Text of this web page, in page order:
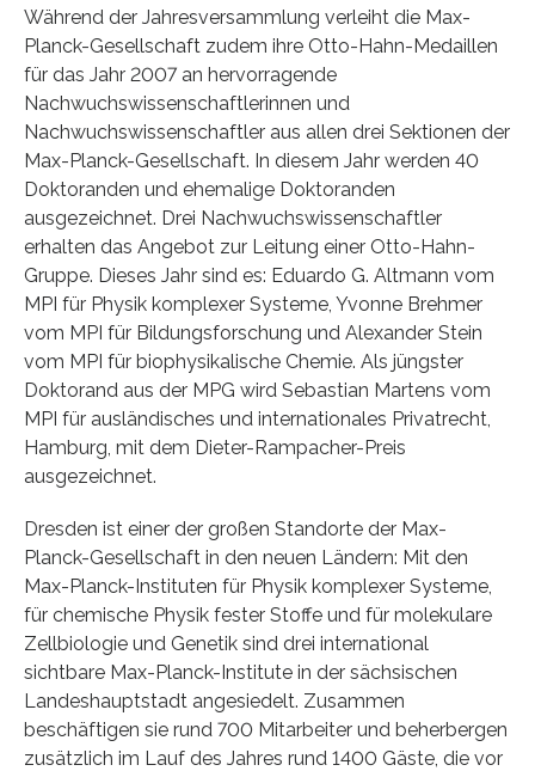
Während der Jahresversammlung verleiht die Max-
Planck-Gesellschaft zudem ihre Otto-Hahn-Medaillen
für das Jahr 2007 an hervorragende
Nachwuchswissenschaftlerinnen und
Nachwuchswissenschaftler aus allen drei Sektionen der
Max-Planck-Gesellschaft. In diesem Jahr werden 40
Doktoranden und ehemalige Doktoranden
ausgezeichnet. Drei Nachwuchswissenschaftler
erhalten das Angebot zur Leitung einer Otto-Hahn-
Gruppe. Dieses Jahr sind es: Eduardo G. Altmann vom
MPI für Physik komplexer Systeme, Yvonne Brehmer
vom MPI für Bildungsforschung und Alexander Stein
vom MPI für biophysikalische Chemie. Als jüngster
Doktorand aus der MPG wird Sebastian Martens vom
MPI für ausländisches und internationales Privatrecht,
Hamburg, mit dem Dieter-Rampacher-Preis
ausgezeichnet.
Dresden ist einer der großen Standorte der Max-
Planck-Gesellschaft in den neuen Ländern: Mit den
Max-Planck-Instituten für Physik komplexer Systeme,
für chemische Physik fester Stoffe und für molekulare
Zellbiologie und Genetik sind drei international
sichtbare Max-Planck-Institute in der sächsischen
Landeshauptstadt angesiedelt. Zusammen
beschäftigen sie rund 700 Mitarbeiter und beherbergen
zusätzlich im Lauf des Jahres rund 1400 Gäste, die vor